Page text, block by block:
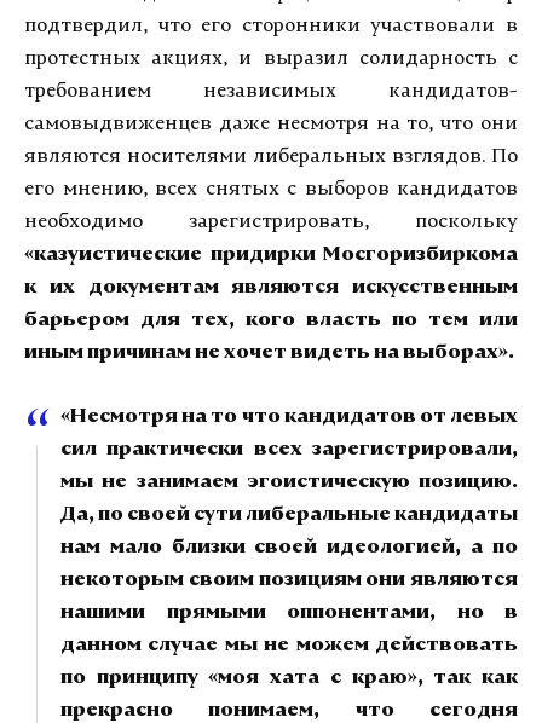
подтвердил, что его сторонники участвовали в
протестных акциях, и выразил солидарность с
требованием независимых кандидатов-
самовыдвиженцев даже несмотря на то, что они
являются носителями либеральных взглядов. По
его мнению, всех снятых с выборов кандидатов
необходимо зарегистрировать, поскольку
«казуистические придирки Мосгоризбиркома
к их документам являются искусственным
барьером для тех, кого власть по тем или
иным причинам не хочет видеть на выборах».
«Несмотря на то что кандидатов от левых
сил практически всех зарегистрировали,
мы не занимаем эгоистическую позицию.
Да, по своей сути либеральные кандидаты
нам мало близки своей идеологией, а по
некоторым своим позициям они являются
нашими прямыми оппонентами, но в
данном случае мы не можем действовать
по принципу «моя хата с краю», так как
прекрасно понимаем, что сегодня